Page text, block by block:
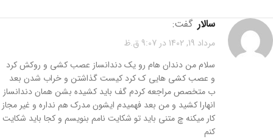
سالار گفت:
مرداد 19, 1402 در 9:07 ق.ظ
سلام من دندان هام رو یک دندانساز عصب کشی و روکش کرد
و عصب کشی هایی ک کرد کیست گذاشتن و خراب شدن بعد
ب متخصص مراجعه کردم گف باید کشیده بشن همان دندانساز
انهارا کشید و من بعد فهمیدم ایشون مدرک هم نداره و غیر مجاز
کار میکنه چ متنی باید تو شکایت نامم بنویسم و کجا باید شکایت
کنم